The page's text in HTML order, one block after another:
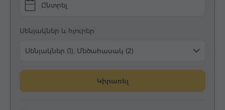
Ընտրել
Սենյակներ և հյուրեր
Սենյակներ (1), Մեծահասակ (2)
Կիրառել